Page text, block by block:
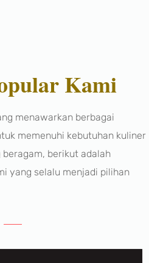
Kami
menawarkan berbagai
memenuhi kebutuhan kuliner
berikut adalah
yang selalu menjadi pilihan